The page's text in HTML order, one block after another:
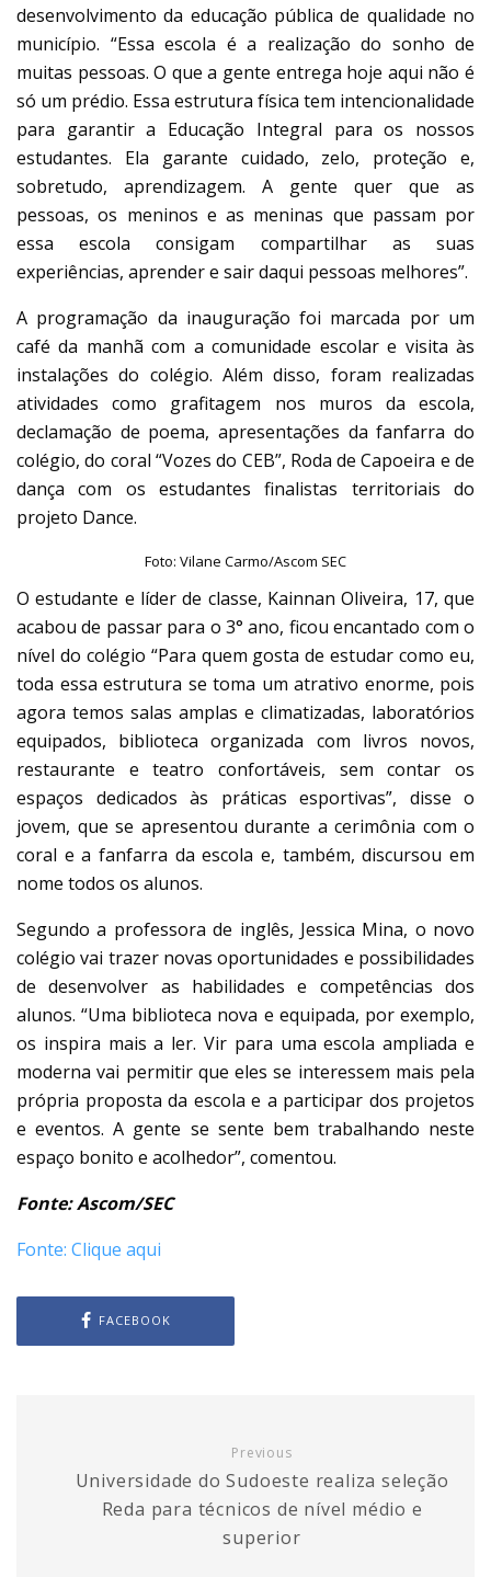
desenvolvimento da educação pública de qualidade no
município. “Essa escola é a realização do sonho de
muitas pessoas. O que a gente entrega hoje aqui não é
só um prédio. Essa estrutura física tem intencionalidade
para garantir a Educação Integral para os nossos
estudantes. Ela garante cuidado, zelo, proteção e,
sobretudo, aprendizagem. A gente quer que as
pessoas, os meninos e as meninas que passam por
essa escola consigam compartilhar as suas
experiências, aprender e sair daqui pessoas melhores”.
A programação da inauguração foi marcada por um
café da manhã com a comunidade escolar e visita às
instalações do colégio. Além disso, foram realizadas
atividades como grafitagem nos muros da escola,
declamação de poema, apresentações da fanfarra do
colégio, do coral “Vozes do CEB”, Roda de Capoeira e de
dança com os estudantes finalistas territoriais do
projeto Dance.
Foto: Vilane Carmo/Ascom SEC
O estudante e líder de classe, Kainnan Oliveira, 17, que
acabou de passar para o 3° ano, ficou encantado com o
nível do colégio “Para quem gosta de estudar como eu,
toda essa estrutura se toma um atrativo enorme, pois
agora temos salas amplas e climatizadas, laboratórios
equipados, biblioteca organizada com livros novos,
restaurante e teatro confortáveis, sem contar os
espaços dedicados às práticas esportivas”, disse o
jovem, que se apresentou durante a cerimônia com o
coral e a fanfarra da escola e, também, discursou em
nome todos os alunos.
Segundo a professora de inglês, Jessica Mina, o novo
colégio vai trazer novas oportunidades e possibilidades
de desenvolver as habilidades e competências dos
alunos. “Uma biblioteca nova e equipada, por exemplo,
os inspira mais a ler. Vir para uma escola ampliada e
moderna vai permitir que eles se interessem mais pela
própria proposta da escola e a participar dos projetos
e eventos. A gente se sente bem trabalhando neste
espaço bonito e acolhedor”, comentou.
Fonte: Ascom/SEC
Fonte: Clique aqui
FACEBOOK
Previous
Universidade do Sudoeste realiza seleção
Reda para técnicos de nível médio e
superior